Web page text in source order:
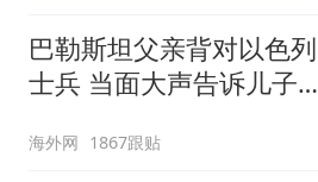
巴勒斯坦父亲背对以色列
士兵 当面大声告诉儿子：
海外网 1867跟贴